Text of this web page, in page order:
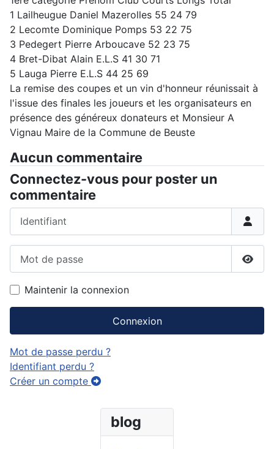
1 Lailheugue Daniel Mazerolles 55 24 79
2 Lecomte Dominique Pomps 53 22 75
3 Pedegert Pierre Arboucave 52 23 75
4 Bret-Dibat Alain E.L.S 41 30 71
5 Lauga Pierre E.L.S 44 25 69
La remise des coupes et un vin d'honneur réunissait à
l'issue des finales les joueurs et les organisateurs en
présence des généreux donateurs et Monsieur A
Vignau Maire de la Commune de Beuste
Aucun commentaire
Connectez-vous pour poster un
commentaire
Maintenir la connexion
Connexion
Mot de passe perdu ?
Identifiant perdu ?
Créer un compte
blog